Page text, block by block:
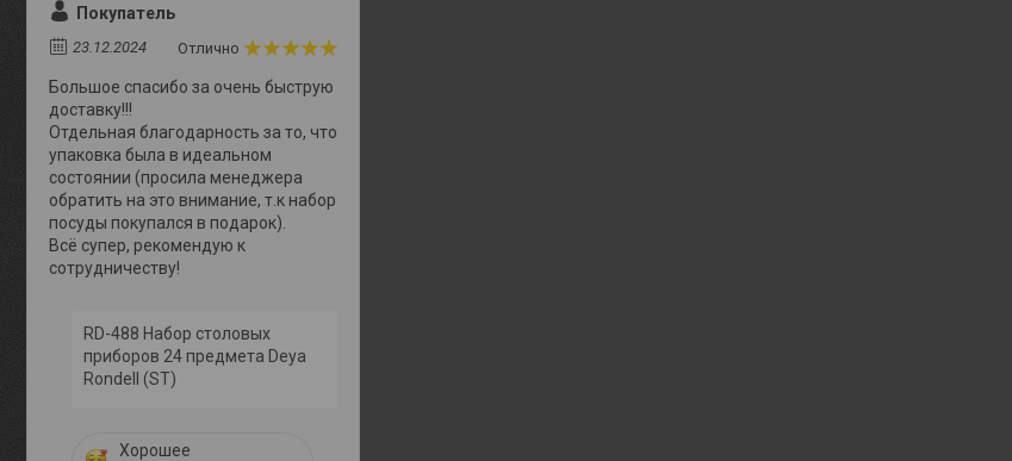
Покупатель
23.12.2024 Отлично
Большое спасибо за очень быструю
доставку!!!
Отдельная благодарность за то, что
упаковка была в идеальном
состоянии (просила менеджера
обратить на это внимание, т.к набор
посуды покупался в подарок).
Всё супер, рекомендую к
сотрудничеству!
RD-488 Набор столовых
приборов 24 предмета Deya
Rondell (ST)
Хорошее